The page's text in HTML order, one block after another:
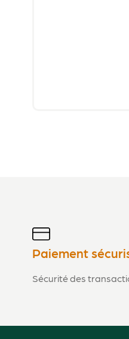
Paiement
Sécurité des